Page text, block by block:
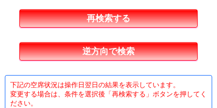
下記の空席状況は操作日翌日の結果を表示しています。
変更する場合は、条件を選択後「再検索する」ボタンを押してく
ださい。